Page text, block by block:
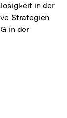
in der
Strategien
in der